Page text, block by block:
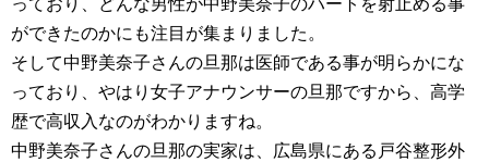
っており、どんな男性が中野美奈子のハートを射止める事
ができたのかにも注目が集まりました。
そして中野美奈子さんの旦那は医師である事が明らかにな
っており、やはり女子アナウンサーの旦那ですから、高学
歴で高収入なのがわかりますね。
中野美奈子さんの旦那の実家は、広島県にある戸谷整形外